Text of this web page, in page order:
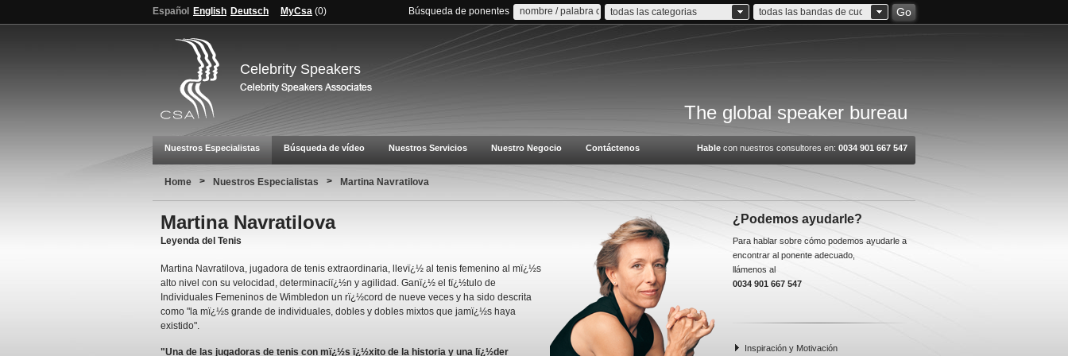
Español English Deutsch MyCsa (0) Búsqueda de ponentes todas las categorias todas las bandas de cuota Go
Celebrity Speakers
The global speaker bureau
Nuestros Especialistas Búsqueda de vídeo Nuestros Servicios Nuestro Negocio Contáctenos Hable con nuestros consultores en: 0034 901 667 547
Home > Nuestros Especialistas > Martina Navratilova
Martina Navratilova
Leyenda del Tenis
Martina Navratilova, jugadora de tenis extraordinaria, llevï¿½ al tenis femenino al mï¿½s
alto nivel con su velocidad, determinaciï¿½n y agilidad. Ganï¿½ el tï¿½tulo de
Individuales Femeninos de Wimbledon un rï¿½cord de nueve veces y ha sido descrita
como "la mï¿½s grande de individuales, dobles y dobles mixtos que jamï¿½s haya
existido".
"Una de las jugadoras de tenis con mï¿½s ï¿½xito de la historia y una lï¿½der
¿Podemos ayudarle?
Para hablar sobre cómo podemos ayudarle a
encontrar al ponente adecuado,
llámenos al
0034 901 667 547
Inspiración y Motivación